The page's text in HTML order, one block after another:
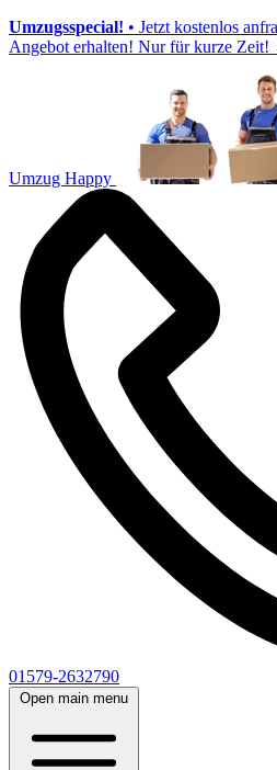
Umzugsspecial! • Jetzt kostenlos
Angebot erhalten! Nur für kurze Zeit!
Umzug Happy
01579-2632790
Open main menu